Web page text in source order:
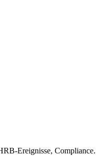
Ereignisse,